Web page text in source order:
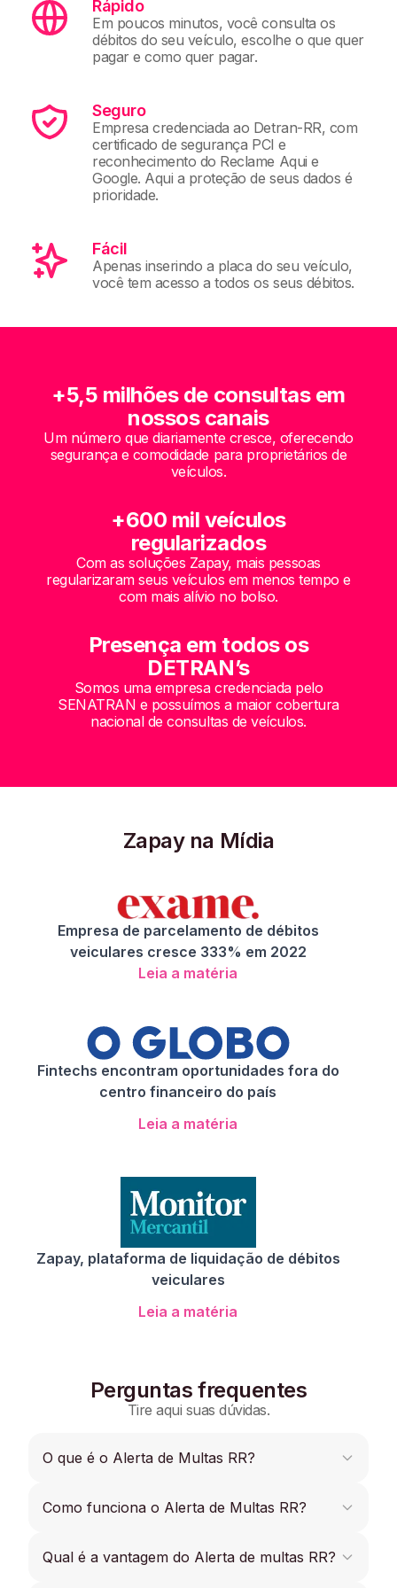
Rápido
Em poucos minutos, você consulta os
débitos do seu veículo, escolhe o que quer
pagar e como quer pagar.
Seguro
Empresa credenciada ao Detran-RR, com
certificado de segurança PCI e
reconhecimento do Reclame Aqui e
Google. Aqui a proteção de seus dados é
prioridade.
Fácil
Apenas inserindo a placa do seu veículo,
você tem acesso a todos os seus débitos.
+5,5 milhões de consultas em
nossos canais
Um número que diariamente cresce, oferecendo
segurança e comodidade para proprietários de
veículos.
+600 mil veículos
regularizados
Com as soluções Zapay, mais pessoas
regularizaram seus veículos em menos tempo e
com mais alívio no bolso.
Presença em todos os
DETRAN’s
Somos uma empresa credenciada pelo
SENATRAN e possuímos a maior cobertura
nacional de consultas de veículos.
Zapay na Mídia
Empresa de parcelamento de débitos
veiculares cresce 333% em 2022
Leia a matéria
Fintechs encontram oportunidades fora do
centro financeiro do país
Leia a matéria
Zapay, plataforma de liquidação de débitos
veiculares
Leia a matéria
Perguntas frequentes
Tire aqui suas dúvidas.
O que é o Alerta de Multas RR?
O Alerta de Multas é uma funcionalidade que
desconto de 20% previsto no código de trânsito
Como funciona o Alerta de Multas RR?
O sistema da Zapay lê a base dos Detrans e
Qual é a vantagem do Alerta de multas RR?